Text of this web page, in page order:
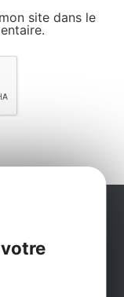
site dans le